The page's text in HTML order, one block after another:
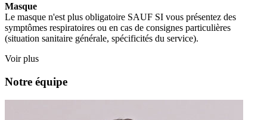
Masque
Le masque n'est plus obligatoire SAUF SI vous présentez des
symptômes respiratoires ou en cas de consignes particulières
(situation sanitaire générale, spécificités du service).
Voir plus
Notre équipe